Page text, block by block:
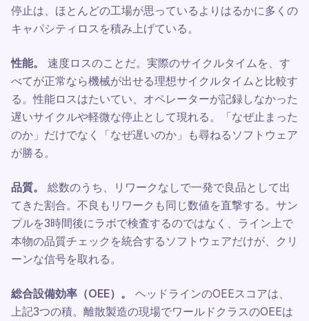
停止は、ほとんどの工場が思っているよりはるかに多くの
キャパシティロスを積み上げている。
性能。
速度ロスのことだ。実際のサイクルタイムを、す
べてが正常なら機械が出せる理想サイクルタイムと比較す
る。性能ロスはたいてい、オペレーターが記録しなかった
遅いサイクルや軽微な停止として現れる。「なぜ止まった
のか」だけでなく「なぜ遅いのか」も尋ねるソフトウェア
が勝る。
品質。
総数のうち、リワークなしで一発で良品として出
てきた割合。不良もリワークも同じ数値を直撃する。サン
プルを3時間後にラボで検査するのではなく、ライン上で
本物の品質チェックを統合するソフトウェアだけが、クリ
ーンな信号を取れる。
総合設備効率（OEE）。
ヘッドラインのOEEスコアは、
上記3つの積。離散製造の現場でワールドクラスのOEEは